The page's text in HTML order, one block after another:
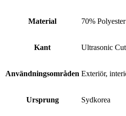
Material 70%
Kant Ultrasonic
Användningsområden Exteriör,
Ursprung Sydkorea